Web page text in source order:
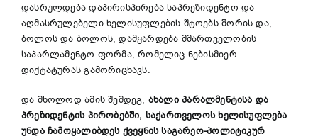
დასრულდება დაპირისპირება საპრეზიდენტო და
აღმასრულებელი ხელისუფლების შტოებს შორის და,
ბოლოს და ბოლოს, დამყარდება მმართველობის
საპარლამენტო ფორმა, რომელიც ნებისმიერ
დიქტატურას გამორიცხავს.
და მხოლოდ ამის შემდეგ, ახალი პარალმენტისა და
პრეზიდენტის პირობებში, საქართველოს ხელისუფლება
უნდა ჩამოყალიბდეს ქვეყნის საგარეო-პოლიტიკურ